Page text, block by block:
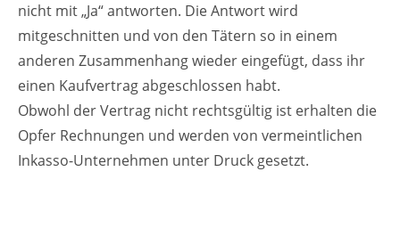
nicht mit „Ja“ antworten. Die Antwort wird
mitgeschnitten und von den Tätern so in einem
anderen Zusammenhang wieder eingefügt, dass ihr
einen Kaufvertrag abgeschlossen habt.
Obwohl der Vertrag nicht rechtsgültig ist erhalten die
Opfer Rechnungen und werden von vermeintlichen
Inkasso-Unternehmen unter Druck gesetzt.